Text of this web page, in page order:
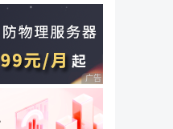
广告 商业广告，理性